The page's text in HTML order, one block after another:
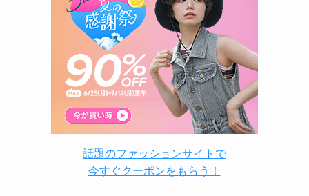
話題のファッションサイトで
今すぐクーポンをもらう！